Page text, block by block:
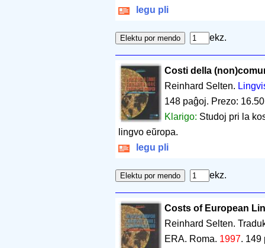
legu pli
ekz.
Costi della
Reinhard Selten.
148 paĝoj. Prezo:
Klarigo: Studoj pri la
lingvo eŭropa.
legu pli
ekz.
Costs of European
Reinhard Selten.
ERA. Roma. 1997. 149